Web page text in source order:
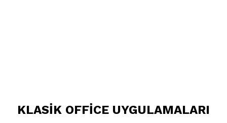
KLASİK OFFİCE UYGULAMALARI